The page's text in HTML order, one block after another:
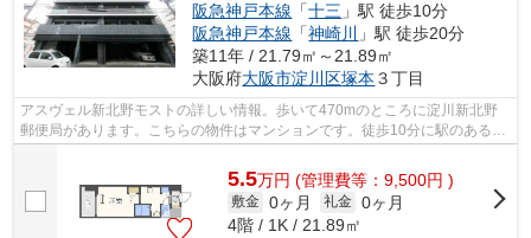
阪急神戸本線 「十三 」駅 徒歩10分
阪急神戸本線 「神崎川
」駅 徒歩20分
築11年 / 21.79㎡～21.89㎡
大阪府大阪市淀川区塚本 ３丁目
アスヴェル新北野モストの詳しい情報。歩いて470mのところに淀川新北野
郵便局があります。こちらの物件はマンションです。徒歩10分に駅のある、
5.5万円 (管理費等：9,500円 )
敷金 0ヶ月 礼金 0ヶ月
4階 / 1K / 21.89㎡